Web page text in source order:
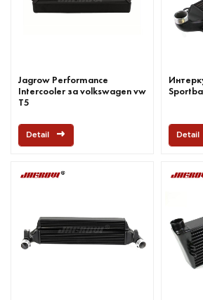
Jagrow Performance
Intercooler за volkswagen vw
T5
Detail Detail